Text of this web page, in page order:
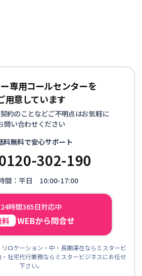
専用コールセンターを
用意しています
約のことなどご不明点はお気軽に
問い合わせください
料無料で安心サポート
302-190
間：平日 10:00-17:00
24時間365日対応中
料 WEBから問合せ
ロケーション・中・長期滞在ならミスタービ
社宅代行業務ならミスタービジネスにお任せ
下さい。